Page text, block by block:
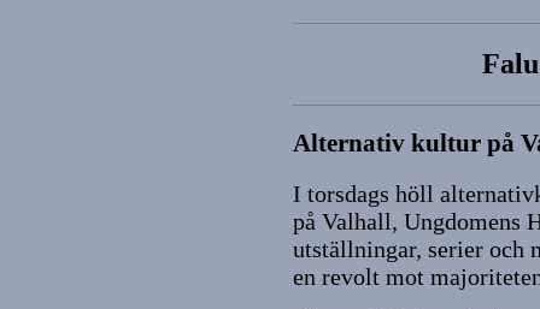
Alternativ kultur på
I torsdags höll
på Valhall, Ungdomens
utställningar, serier och
en revolt mot